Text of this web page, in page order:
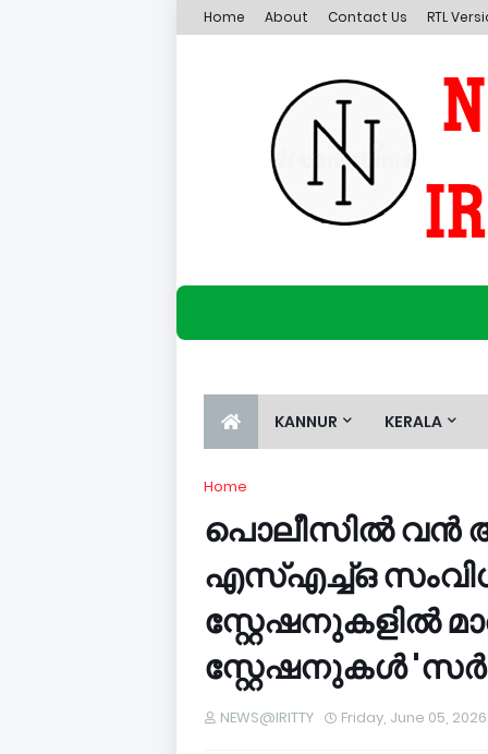
Home About Contact Us RTL
KANNUR KERALA
Home
പൊലീസിൽ വൻ
എസ്എച്ച്ഒ
സ്റ്റേഷനുകളിൽ
സ്റ്റേഷനുകൾ
NEWS@IRITTY Friday, June 05, 2026